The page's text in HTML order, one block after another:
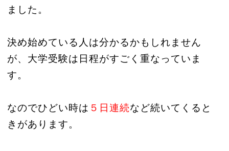
ました。
決め始めている人は分かるかもしれません
が、大学受験は日程がすごく重なっていま
す。
なのでひどい時は ５日連続など続いてくると
きがあります。